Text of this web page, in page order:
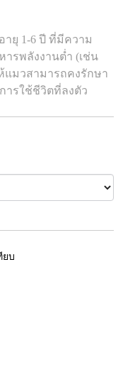
ยุ 1-6 ปี ที่มีความ
รพลังงานต่ำ (เช่น
แมวสามารถคงรักษา
ารใช้ชีวิตที่ลงตัว
ยบ